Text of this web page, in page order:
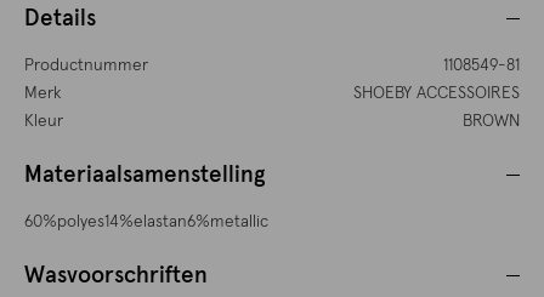
Details
Productnummer
1108549-81
Merk
SHOEBY ACCESSOIRES
Kleur
BROWN
Materiaalsamenstelling
60%polyes14%elastan6%metallic
Wasvoorschriften